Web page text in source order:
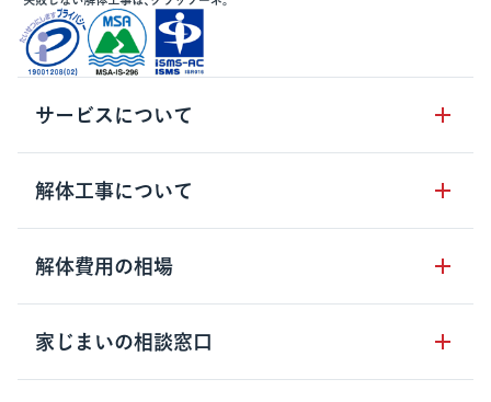
サービスについて
サービスの流れ
サービスのメリット
クラッソーネの自治体連携
解体工事について
解体工事の基礎知識
解体工事に関わる法律
用語集
解体費用の相場
木造住宅の相場
鉄骨造住宅の相場
家じまいの相談窓口